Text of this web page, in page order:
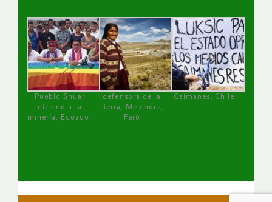
Pueblo Shuar
dice no a la
minería, Ecuador
defensora de la
tierra, Melchora,
Perú
Caimanes, Chile